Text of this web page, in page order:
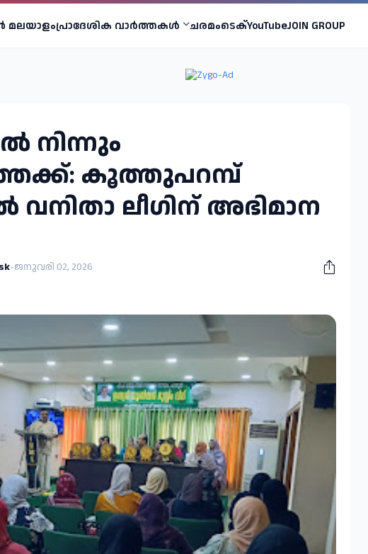
മലയാളംപ്രാദേശിക വാര്‍ത്തകള്‍ ചരമംടെക്YouTubeJOIN GROUP
നിന്നും
കൂത്തുപറമ്പ്
ലീഗിന് അഭിമാന
-ജനുവരി 02, 2026